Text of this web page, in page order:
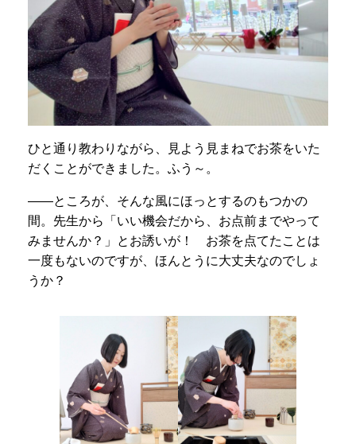
ひと通り教わりながら、見よう見まねでお茶をいた
だくことができました。ふう～。
――ところが、そんな風にほっとするのもつかの
間。先生から「いい機会だから、お点前までやって
みませんか？」とお誘いが！ お茶を点てたことは
一度もないのですが、ほんとうに大丈夫なのでしょ
うか？